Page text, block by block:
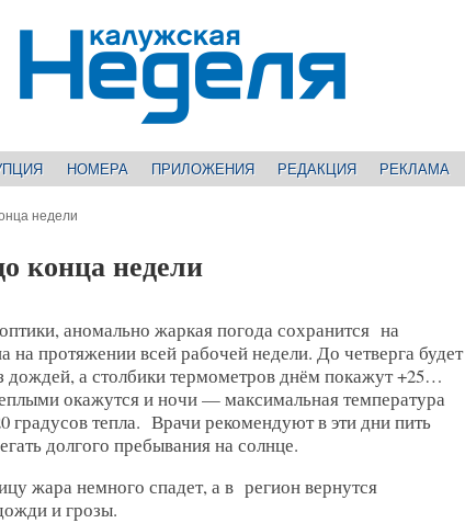
НОМЕРА ПРИЛОЖЕНИЯ РЕДАКЦИЯ РЕКЛАМА
недели
конца недели
аномально жаркая погода сохранится на
на протяжении всей рабочей недели. До четверга будет
дождей, а столбики термометров днём покажут +25…
окажутся и ночи — максимальная температура
градусов тепла. Врачи рекомендуют в эти дни пить
долгого пребывания на солнце.
жара немного спадет, а в регион вернутся
и грозы.